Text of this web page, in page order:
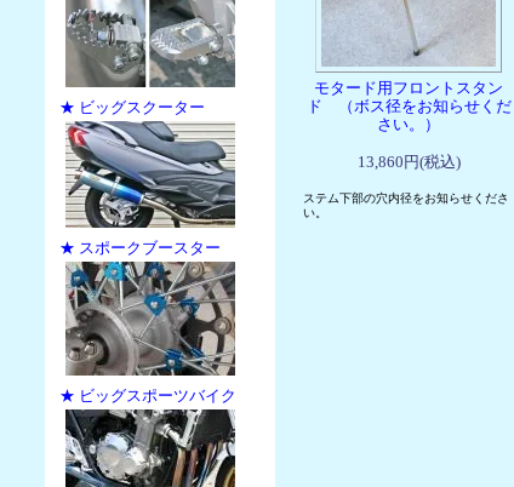
★ ビッグスクーター
★ スポークブースター
★ ビッグスポーツバイク
モタード用フロントスタン
ド （ボス径をお知らせくだ
さい。）
13,860円(税込)
ステム下部の穴内径をお知らせくださ
い。